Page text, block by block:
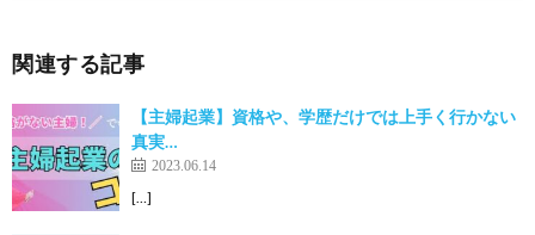
関連する記事
【主婦起業】資格や、学歴だけでは上手く行かない
真実…
2023.06.14
[…]